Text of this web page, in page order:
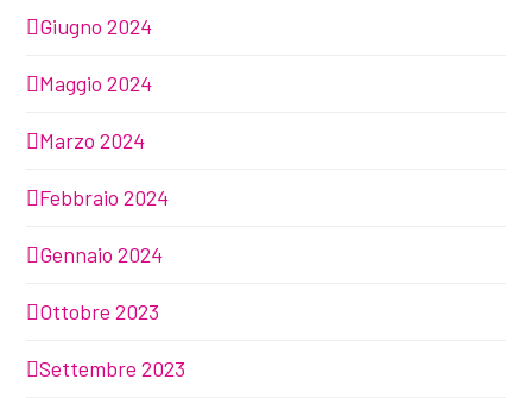
Giugno 2024
Maggio 2024
Marzo 2024
Febbraio 2024
Gennaio 2024
Ottobre 2023
Settembre 2023